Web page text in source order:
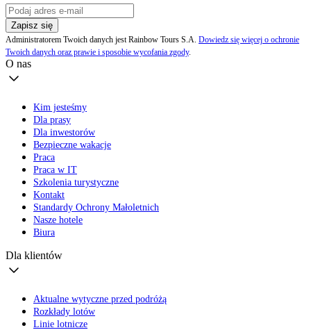
Zapisz się
Administratorem Twoich danych jest Rainbow Tours S.A. Dowiedz się więcej o ochronie
Twoich danych oraz prawie i sposobie wycofania zgody.
O nas
Kim jesteśmy
Dla prasy
Dla inwestorów
Bezpieczne wakacje
Praca
Praca w IT
Szkolenia turystyczne
Kontakt
Standardy Ochrony Małoletnich
Nasze hotele
Biura
Dla klientów
Aktualne wytyczne przed podróżą
Rozkłady lotów
Linie lotnicze